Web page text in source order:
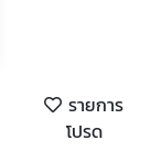
รายการ
โปรด